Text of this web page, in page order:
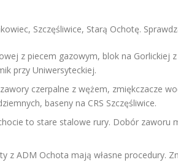
Szczęśliwice, Starą Ochotę.
z piecem gazowym, blok na Gorlickiej
przy Uniwersyteckiej.
czerpalne z wężem, zmiękczacze
baseny na CRS Szczęśliwice.
to stare stalowe rury. Dobór zaworu
z ADM Ochota mają własne procedury.